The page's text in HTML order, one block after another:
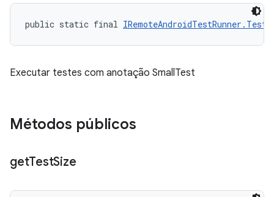
public static final
Executar testes com anotação SmallTest
Métodos públicos
getTestSize